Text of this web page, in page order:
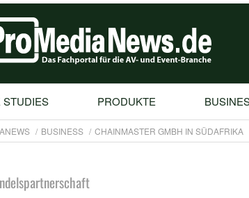
STUDIES PRODUKTE
BUSINESS CHAINMASTER GMBH IN SÜDAFRIKA